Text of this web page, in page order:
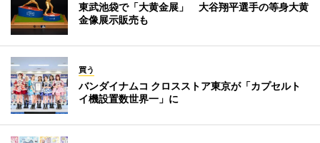
東武池袋で「大黄金展」 大谷翔平選手の等身大黄
金像展示販売も
買う
バンダイナムコ クロスストア東京が「カプセルト
イ機設置数世界一」に